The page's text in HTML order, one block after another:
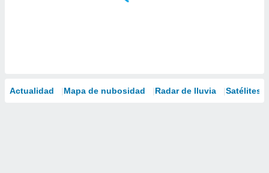
Actualidad Mapa de nubosidad Radar de lluvia Satélites